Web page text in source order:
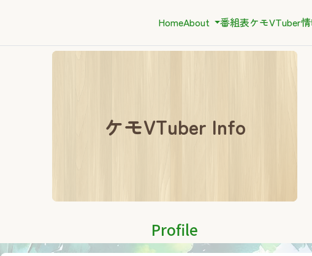
HomeAbout 番組表ケモVTuber
ケモVTuber Info
Profile